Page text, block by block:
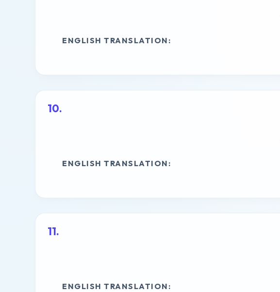
ENGLISH TRANSLATION:
ENGLISH TRANSLATION:
ENGLISH TRANSLATION: